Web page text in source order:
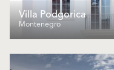
Villa Podgorica
Montenegro